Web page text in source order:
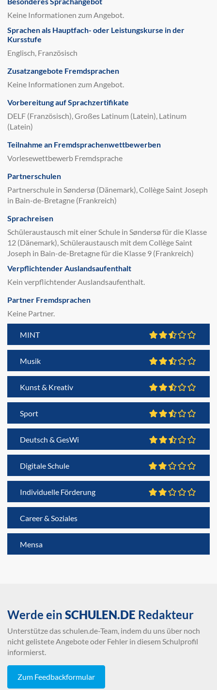
Keine Informationen zum Angebot.
Sprachen als Hauptfach- oder Leistungskurse in der
Kursstufe
Englisch, Französisch
Zusatzangebote Fremdsprachen
Keine Informationen zum Angebot.
Vorbereitung auf Sprachzertifikate
DELF (Französisch), Großes Latinum (Latein), Latinum
(Latein)
Teilnahme an Fremdsprachenwettbewerben
Vorlesewettbewerb Fremdsprache
Partnerschulen
Partnerschule in Søndersø (Dänemark), Collège Saint Joseph
in Bain-de-Bretagne (Frankreich)
Sprachreisen
Schüleraustausch mit einer Schule in Søndersø für die Klasse
12 (Dänemark), Schüleraustausch mit dem Collège Saint
Joseph in Bain-de-Bretagne für die Klasse 9 (Frankreich)
Verpflichtender Auslandsaufenthalt
Kein verpflichtender Auslandsaufenthalt.
Partner Fremdsprachen
Keine Partner.
MINT
Musik
Kunst & Kreativ
Sport
Deutsch & GesWi
Digitale Schule
Individuelle Förderung
Career & Soziales
Mensa
Werde ein SCHULEN.DE Redakteur
Unterstütze das schulen.de-Team, indem du uns über noch
nicht gelistete Angebote oder Fehler in diesem Schulprofil
informierst.
Zum Feedbackformular